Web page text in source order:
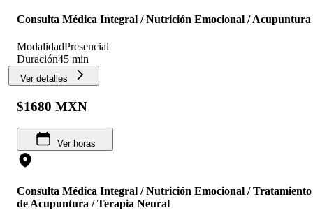
Consulta Médica Integral / Nutrición Emocional / Acupuntura
ModalidadPresencial
Duración45 min
Ver detalles
$1680 MXN
Ver horas
Consulta Médica Integral / Nutrición Emocional / Tratamiento
de Acupuntura / Terapia Neural